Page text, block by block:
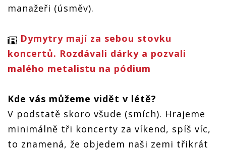
manažeři (úsměv).
Dymytry mají za sebou stovku
koncertů. Rozdávali dárky a pozvali
malého metalistu na pódium
Kde vás můžeme vidět v létě?
V podstatě skoro všude (smích). Hrajeme
minimálně tři koncerty za víkend, spíš víc,
to znamená, že objedem naši zemi třikrát